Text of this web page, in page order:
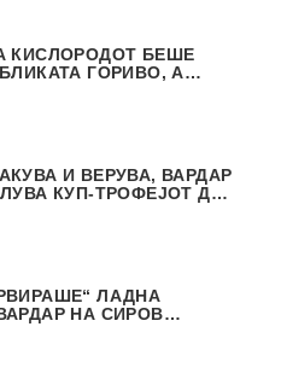
КИСЛОРОДОТ БЕШЕ
ГОРИВО, А
И ВЕРУВА, ВАРДАР
КУП-ТРОФЕЈОТ ДА
ЛАДНА
НА СИРОВ